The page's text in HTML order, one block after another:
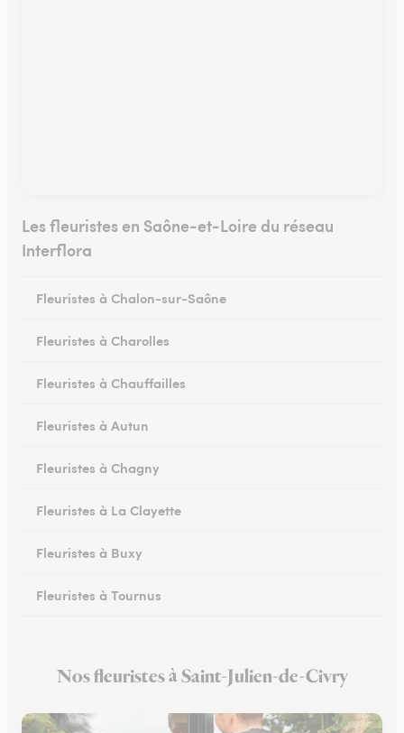
Les fleuristes en Saône-et-Loire du réseau
Interflora
Fleuristes à Chalon-sur-Saône
Fleuristes à Charolles
Fleuristes à Chauffailles
Fleuristes à Autun
Fleuristes à Chagny
Fleuristes à La Clayette
Fleuristes à Buxy
Fleuristes à Tournus
Fleuristes au Creusot
Nos fleuristes à Saint-Julien-de-Civry